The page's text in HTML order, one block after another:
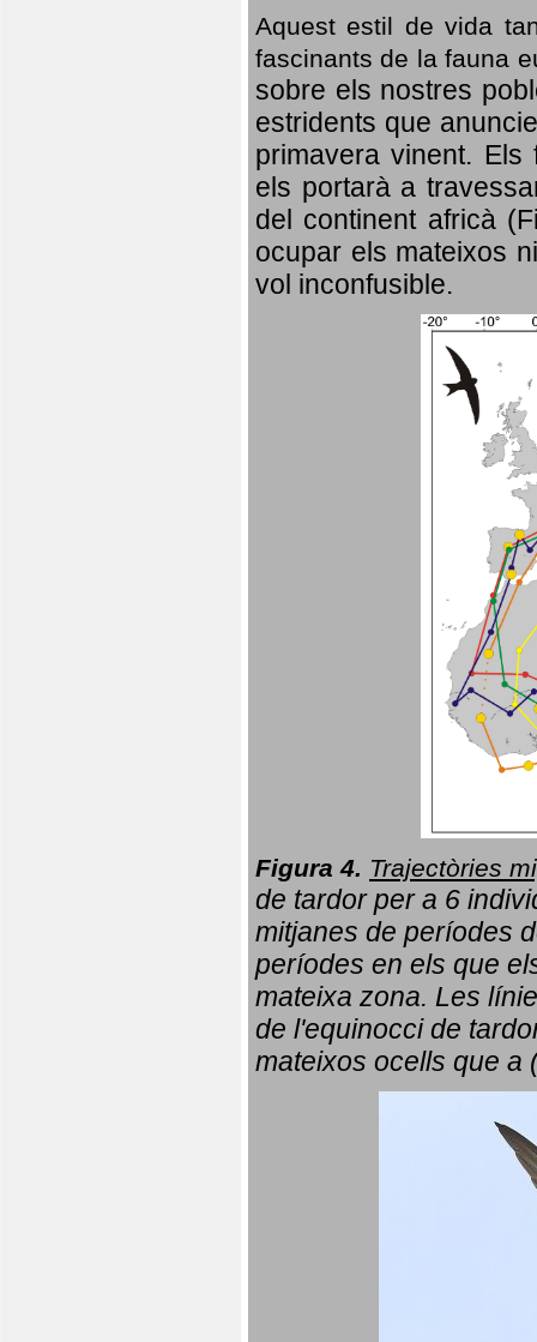
Aquest estil de vida
fascinants de la fauna
sobre els nostres
estridents que
primavera vinent. Els
els portarà a
del continent africà
ocupar els mateixos
vol inconfusible.
Figura 4. Trajectòries
de tardor per a 6
mitjanes de períodes
períodes en els que
mateixa zona. Les
de l'equinocci de
mateixos ocells que a